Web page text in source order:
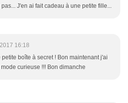
J'en ai fait cadeau à une petite fille...
16:18
boîte à secret ! Bon maintenant j'ai
curieuse !!! Bon dimanche